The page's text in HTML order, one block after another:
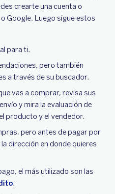
crearte una cuenta o
Google. Luego sigue estos
para ti.
pero también
a través de su buscador.
vas a comprar, revisa sus
y mira la evaluación de
producto y el vendedor.
pero antes de pagar por
dirección en donde quieres
el más utilizado son las
.